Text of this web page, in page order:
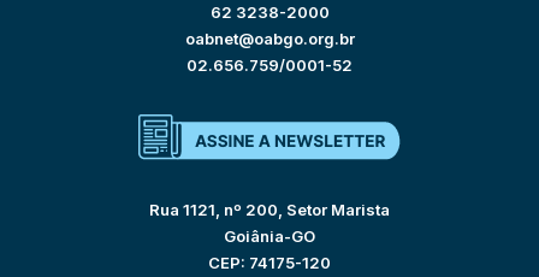
62 3238-2000
oabnet@oabgo.org.br
02.656.759/0001-52
Rua 1121, nº 200, Setor Marista
Goiânia-GO
CEP: 74175-120